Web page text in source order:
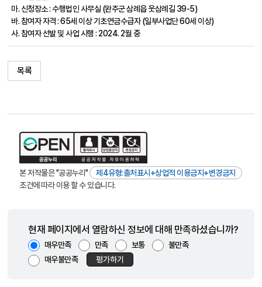
마. 신청장소 : 수행법인 사무실 (완주군 삼례읍 웃삼례길 39-5)
바. 참여자 자격 : 65세 이상 기초연금수급자 (일부사업단 60세 이상)
사. 참여자 선발 및 사업 시행 : 2024. 2월 중
목록
본 저작물은 "공공누리"
제4유형:출처표시+상업적 이용금지+변경금지
조건에 따라 이용 할 수 있습니다.
현재 페이지에서 열람하신 정보에 대해 만족하셨습니까?
매우만족 만족 보통
불만족
매우불만족
평가하기